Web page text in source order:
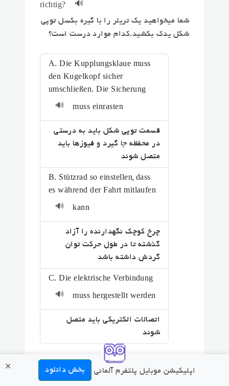
richtig?
🔊
شما میخواهید یک تریلر را با گیره بکسل توپی
شکل یدک بکشید.کدام موارد درست است؟
A. Die Kupplungsklaue muss
den Kugelkopf sicher
umschließen. Die Sicherung
muss einrasten
🔊
قسمت توپی شکل باید به درستی
در محفظه جا گیرد و فیوزها باید
متصل شوند
B. Stützrad so einstellen, dass
es während der Fahrt mitlaufen
kann
🔊
چرخ کوچک نگهدارنده را آزاد
گذشته تا در طول حرکت توان
گردش داشته باشد
C. Die elektrische Verbindung
muss hergestellt werden
🔊
اتصالات الکتریکی باید متصل
شوند
امتیاز این سوال :4
اپلیکیشن موبایل پلتفرم آلمانی بخش دانلود ×